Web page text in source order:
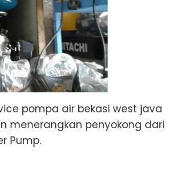
pompa air bekasi west java
menerangkan penyokong dari
Pump.